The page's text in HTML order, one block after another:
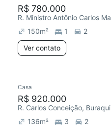
R$ 780.000
R. Ministro Antônio Carlos
150m² 1
2
Ver contato
Casa
R$ 920.000
R. Carlos Conceição,
136m² 3
2